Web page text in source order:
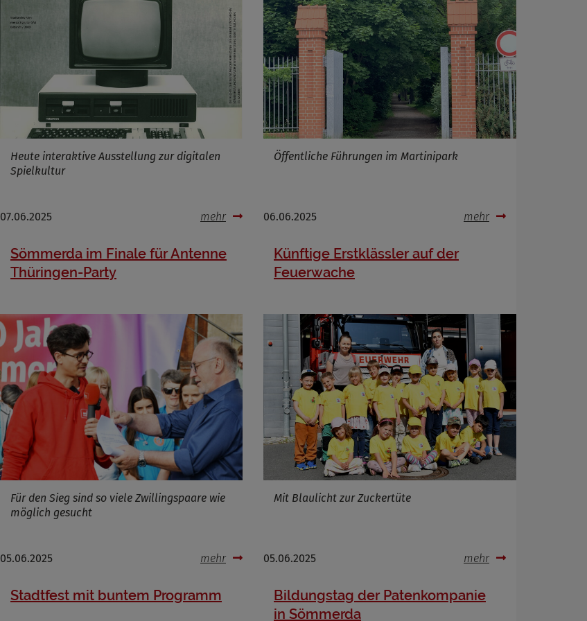
Heute interaktive Ausstellung zur digitalen
Spielkultur
07.06.2025 mehr
Öffentliche Führungen im Martinipark
06.06.2025 mehr
Sömmerda im Finale für Antenne
Thüringen-Party
Für den Sieg sind so viele Zwillingspaare wie
möglich gesucht
05.06.2025 mehr
Künftige Erstklässler auf der
Feuerwache
Mit Blaulicht zur Zuckertüte
05.06.2025 mehr
Stadtfest mit buntem Programm
Bildungstag der Patenkompanie
in Sömmerda
Infos schließen